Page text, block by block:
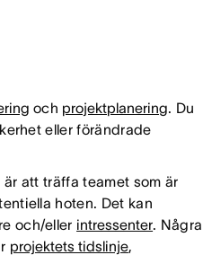
och projektplanering. Du
eller förändrade
att träffa teamet som är
hoten. Det kan
och/eller intressenter. Några
projektets tidslinje,